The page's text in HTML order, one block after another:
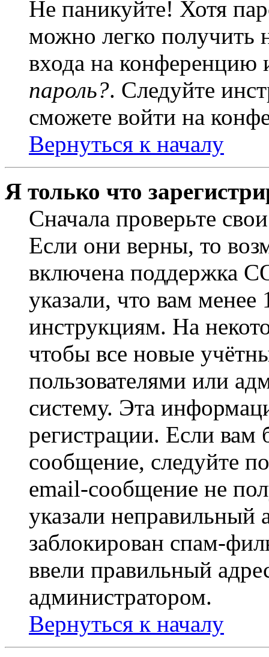
Не паникуйте! Хотя
можно легко получить
входа на
пароль?. Следуйте
сможете войти на
Вернуться к началу
Я только что
Сначала проверьте
Если они верны, то
включена поддержка
указали, что вам
инструкциям. На
чтобы все новые
пользователями или
систему. Эта
регистрации. Если
сообщение, следуйте
email-сообщение не
указали неправильный
заблокирован спам-
ввели правильный
администратором.
Вернуться к началу